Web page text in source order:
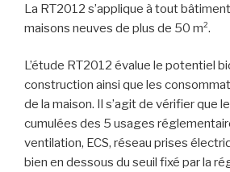
La RT2012 s’applique à tout
maisons neuves de plus de 50 m².
L’étude RT2012 évalue le potentiel
construction ainsi que les
de la maison. Il s’agit de vérifier que
cumulées des 5 usages
ventilation, ECS, réseau prises
bien en dessous du seuil fixé par la